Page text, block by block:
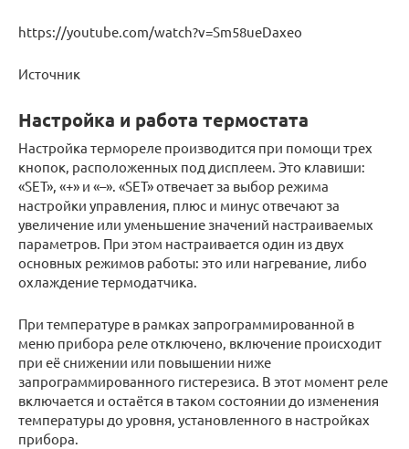
https://youtube.com/watch?v=Sm58ueDaxeo
Источник
Настройка и работа термостата
Настройка термореле производится при помощи трех
кнопок, расположенных под дисплеем. Это клавиши:
«SET», «+» и «–». «SET» отвечает за выбор режима
настройки управления, плюс и минус отвечают за
увеличение или уменьшение значений настраиваемых
параметров. При этом настраивается один из двух
основных режимов работы: это или нагревание, либо
охлаждение термодатчика.
При температуре в рамках запрограммированной в
меню прибора реле отключено, включение происходит
при её снижении или повышении ниже
запрограммированного гистерезиса. В этот момент реле
включается и остаётся в таком состоянии до изменения
температуры до уровня, установленного в настройках
прибора.